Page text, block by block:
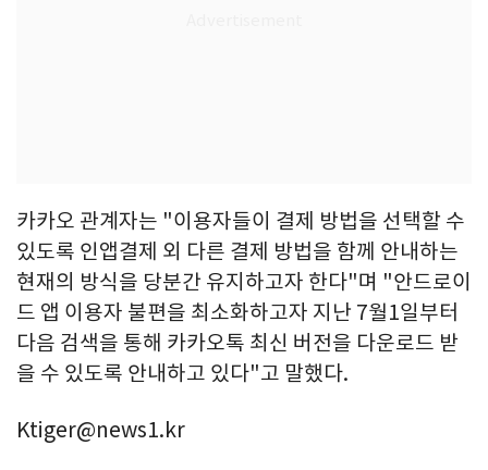
카카오 관계자는 "이용자들이 결제 방법을 선택할 수
있도록 인앱결제 외 다른 결제 방법을 함께 안내하는
현재의 방식을 당분간 유지하고자 한다"며 "안드로이
드 앱 이용자 불편을 최소화하고자 지난 7월1일부터
다음 검색을 통해 카카오톡 최신 버전을 다운로드 받
을 수 있도록 안내하고 있다"고 말했다.
Ktiger@news1.kr